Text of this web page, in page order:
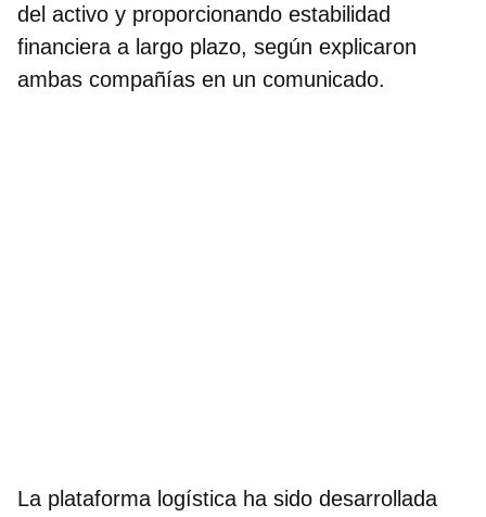
del activo y proporcionando estabilidad
financiera a largo plazo, según explicaron
ambas compañías en un comunicado.
La plataforma logística ha sido desarrollada